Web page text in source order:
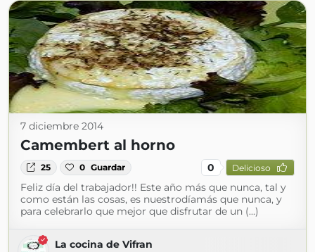
7 diciembre 2014
Camembert al horno
25 0 Guardar 0 Delicioso
Feliz día del trabajador!! Este año más que nunca, tal y
como están las cosas, es nuestrodíamás que nunca, y
para celebrarlo que mejor que disfrutar de un (...)
La cocina de Vifran